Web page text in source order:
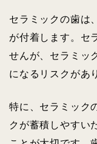
セラミックの歯は
が付着します。セ
せんが、セラミッ
になるリスクがあ
特に、セラミック
クが蓄積しやすい